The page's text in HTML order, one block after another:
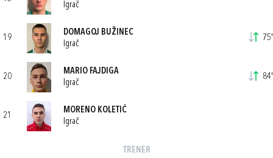
Igrač
19
DOMAGOJ BUŽINEC
Igrač
75'
20
MARIO FAJDIGA
Igrač
84'
21
MORENO KOLETIĆ
Igrač
TRENER